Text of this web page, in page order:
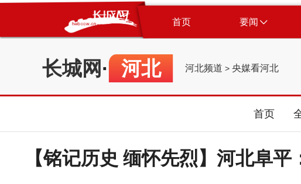
首页 要闻
长城网 · 河北 河北频道 > 央媒看河北
首页
【铭记历史 缅怀先烈】河北阜